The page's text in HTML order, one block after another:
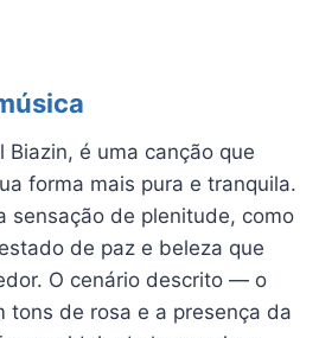
Biazin, é uma canção que
forma mais pura e tranquila.
sensação de plenitude, como
de paz e beleza que
O cenário descrito — o
tons de rosa e a presença da